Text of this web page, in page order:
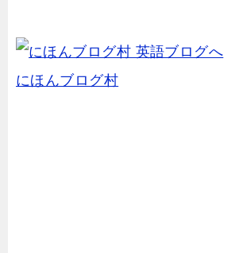
にほんブログ村